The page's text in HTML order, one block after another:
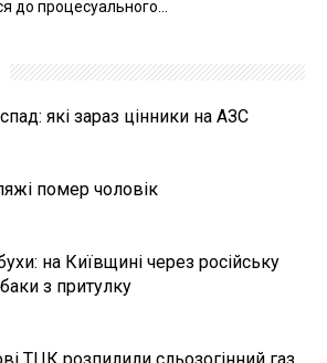
до процесуального...
які зараз цінники на АЗС
помер чоловік
на Київщині через російську
з притулку